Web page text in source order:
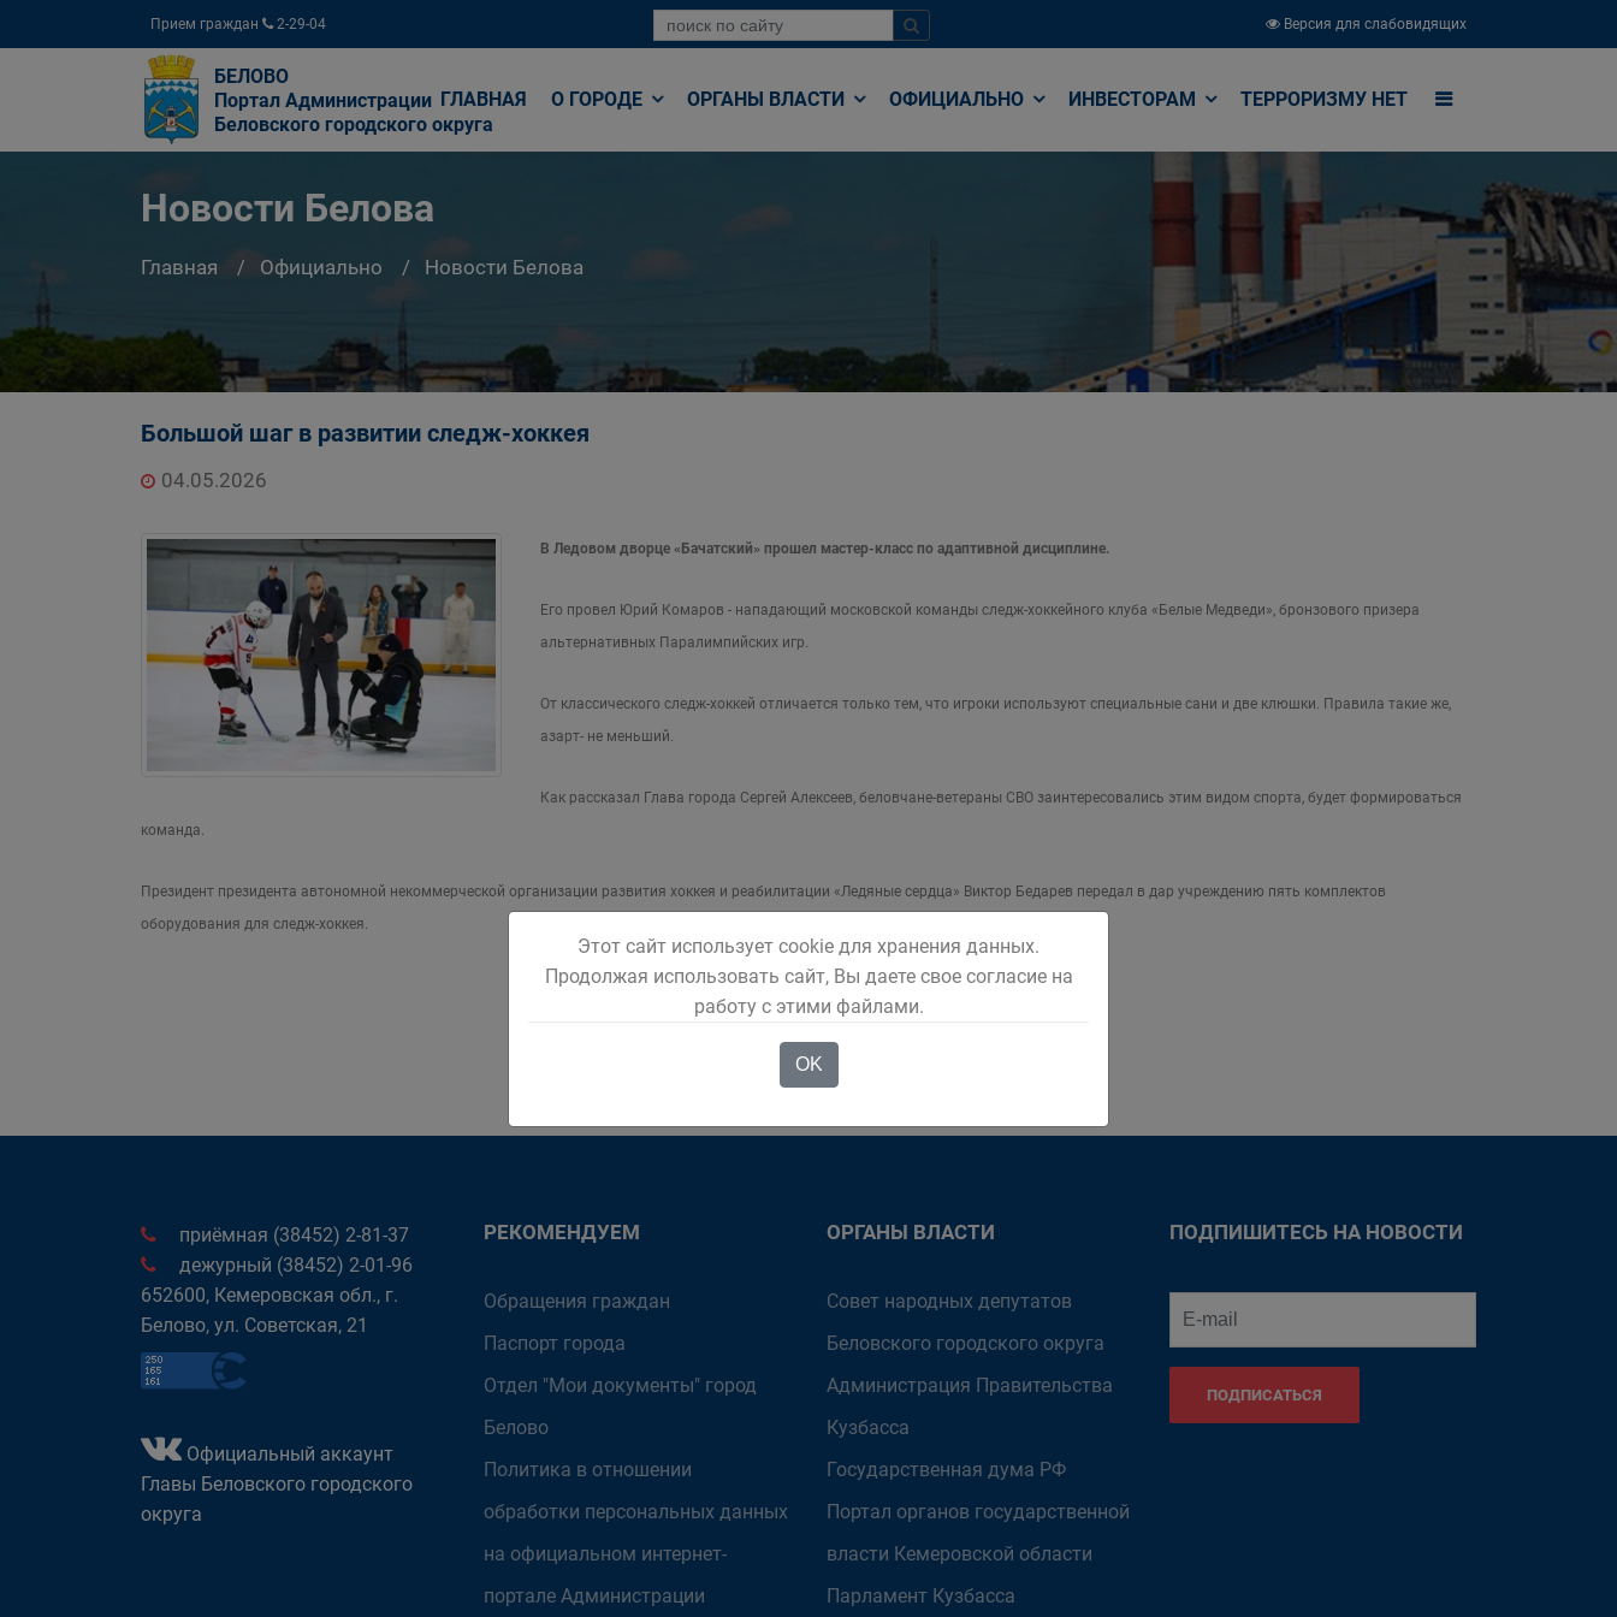
Прием граждан 2-29-04 Версия для слабовидящих
БЕЛОВО
Портал Администрации
Беловского городского округа
ГЛАВНАЯ О ГОРОДЕ ОРГАНЫ ВЛАСТИ ОФИЦИАЛЬНО ИНВЕСТОРАМ ТЕРРОРИЗМУ НЕТ
Новости Белова
Главная Официально Новости Белова
Большой шаг в развитии следж-хоккея
04.05.2026
В Ледовом дворце «Бачатский» прошел мастер-класс по адаптивной дисциплине.
Его провел Юрий Комаров - нападающий московской команды следж-хоккейного клуба «Белые Медведи», бронзового призера
альтернативных Паралимпийских игр.
От классического следж-хоккей отличается только тем, что игроки используют специальные сани и две клюшки. Правила такие же,
азарт- не меньший.
Как рассказал Глава города Сергей Алексеев, беловчане-ветераны СВО заинтересовались этим видом спорта, будет формироваться
команда.
Президент президента автономной некоммерческой организации развития хоккея и реабилитации «Ледяные сердца» Виктор Бедарев передал в дар учреждению пять комплектов
оборудования для следж-хоккея.
приёмная (38452) 2-81-37
дежурный (38452) 2-01-96
652600, Кемеровская обл., г.
Белово, ул. Советская, 21
Официальный аккаунт
Главы Беловского городского
округа
РЕКОМЕНДУЕМ
Обращения граждан
Паспорт города
Отдел "Мои документы" город
Белово
Политика в отношении
обработки персональных данных
на официальном интернет-
портале Администрации
ОРГАНЫ ВЛАСТИ
Совет народных депутатов
Беловского городского округа
Администрация Правительства
Кузбасса
Государственная дума РФ
Портал органов государственной
власти Кемеровской области
Парламент Кузбасса
ПОДПИШИТЕСЬ НА НОВОСТИ
ПОДПИСАТЬСЯ
Этот сайт использует cookie для хранения данных.
Продолжая использовать сайт, Вы даете свое согласие на
работу с этими файлами.
OK